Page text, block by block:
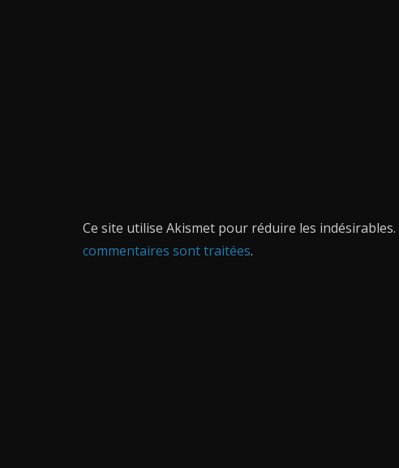
Ce site utilise Akismet pour réduire les indésirables.
commentaires sont traitées.